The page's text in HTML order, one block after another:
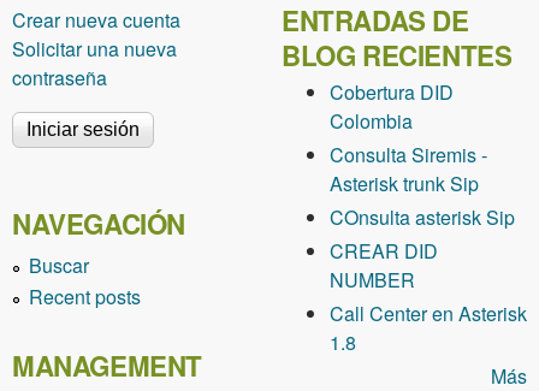
Crear nueva cuenta
Solicitar una nueva
contraseña
NAVEGACIÓN
Buscar
Recent posts
MANAGEMENT
ENTRADAS DE
BLOG RECIENTES
Cobertura DID
Colombia
Consulta Siremis -
Asterisk trunk Sip
COnsulta asterisk Sip
CREAR DID
NUMBER
Call Center en Asterisk
1.8
Más